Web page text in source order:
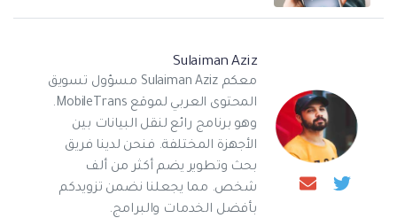
Sulaiman Aziz
معكم Sulaiman Aziz مسؤول تسويق
المحتوى العربي لموقع MobileTrans.
وهو برنامج رائع لنقل البيانات بين
الأجهزة المختلفة. فنحن لدينا فريق
بحث وتطوير يضم أكثر من ألف
شخص. مما يجعلنا نضمن تزويدكم
بأفضل الخدمات والبرامج.